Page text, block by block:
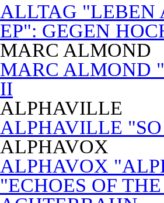
ALLTAG "LEBEN
EP": GEGEN
MARC ALMOND
MARC ALMOND
II
ALPHAVILLE
ALPHAVILLE
ALPHAVOX
ALPHAVOX
"ECHOES OF